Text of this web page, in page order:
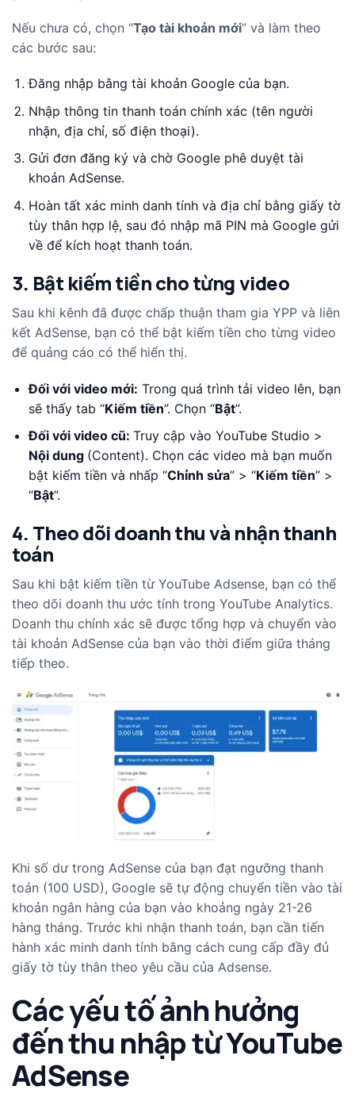
Nếu chưa có, chọn “Tạo tài khoản mới” và làm theo
các bước sau:
Đăng nhập bằng tài khoản Google của bạn.
Nhập thông tin thanh toán chính xác (tên người
nhận, địa chỉ, số điện thoại).
Gửi đơn đăng ký và chờ Google phê duyệt tài
khoản AdSense.
Hoàn tất xác minh danh tính và địa chỉ bằng giấy tờ
tùy thân hợp lệ, sau đó nhập mã PIN mà Google gửi
về để kích hoạt thanh toán.
3. Bật kiếm tiền cho từng video
Sau khi kênh đã được chấp thuận tham gia YPP và liên
kết AdSense, bạn có thể bật kiếm tiền cho từng video
để quảng cáo có thể hiển thị.
Đối với video mới: Trong quá trình tải video lên, bạn
sẽ thấy tab “Kiếm tiền”. Chọn “Bật”.
Đối với video cũ: Truy cập vào YouTube Studio >
Nội dung (Content). Chọn các video mà bạn muốn
bật kiếm tiền và nhấp “Chỉnh sửa” > “Kiếm tiền” >
“Bật”.
4. Theo dõi doanh thu và nhận thanh
toán
Sau khi bật kiếm tiền từ YouTube Adsense, bạn có thể
theo dõi doanh thu ước tính trong YouTube Analytics.
Doanh thu chính xác sẽ được tổng hợp và chuyển vào
tài khoản AdSense của bạn vào thời điểm giữa tháng
tiếp theo.
Khi số dư trong AdSense của bạn đạt ngưỡng thanh
toán (100 USD), Google sẽ tự động chuyển tiền vào tài
khoản ngân hàng của bạn vào khoảng ngày 21-26
hàng tháng. Trước khi nhận thanh toán, bạn cần tiến
hành xác minh danh tính bằng cách cung cấp đầy đủ
giấy tờ tùy thân theo yêu cầu của Adsense.
Các yếu tố ảnh hưởng
đến thu nhập từ YouTube
AdSense